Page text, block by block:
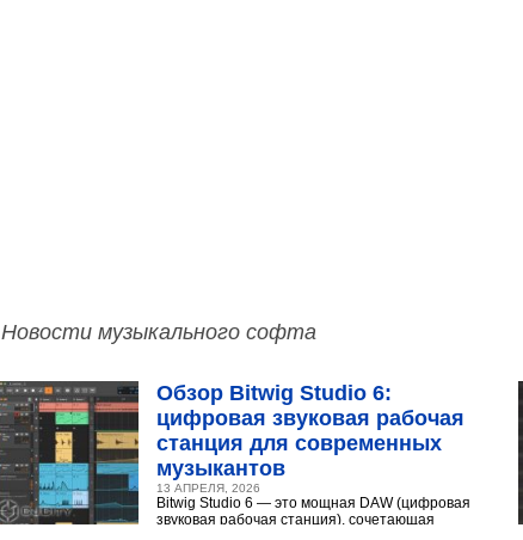
Новости музыкального софта
Обзор Bitwig Studio 6:
цифровая звуковая рабочая
станция для современных
музыкантов
13 АПРЕЛЯ, 2026
Bitwig Studio 6 — это мощная DAW (цифровая
звуковая рабочая станция), сочетающая